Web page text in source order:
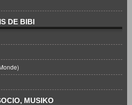
DE BIBI
MUSIKO